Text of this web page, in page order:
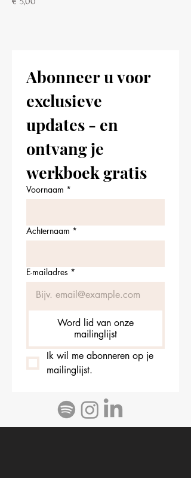
Abonneer u voor
exclusieve
updates - en
ontvang je
werkboek gratis
Voornaam *
Achternaam *
E-mailadres *
Word lid van onze
mailinglijst
Ik wil me abonneren op je
mailinglijst.